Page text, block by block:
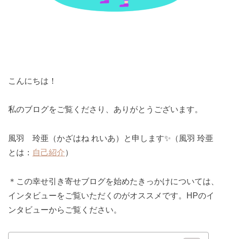
こんにちは！
私のブログをご覧くださり、ありがとうございます。
風羽 玲亜（かざはね れいあ）と申します✨（風羽 玲亜
とは： 自己紹介）
＊この幸せ引き寄せブログを始めたきっかけについては、
インタビューをご覧いただくのがオススメです。HPのイ
ンタビューからご覧ください。